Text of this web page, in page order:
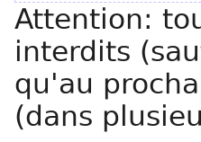
Attention:
interdits
qu'au
(dans